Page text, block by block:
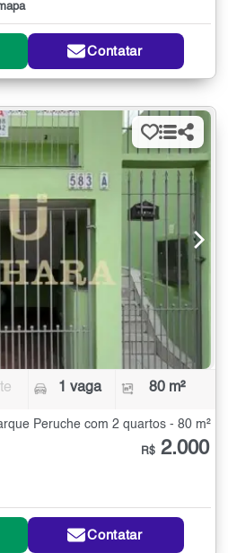
Contatar
1 vaga 80 m²
Peruche com 2 quartos - 80 m²
R$ 2.000
Contatar